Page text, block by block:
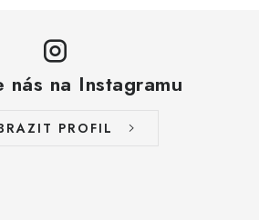
nás na Instagramu
PROFIL